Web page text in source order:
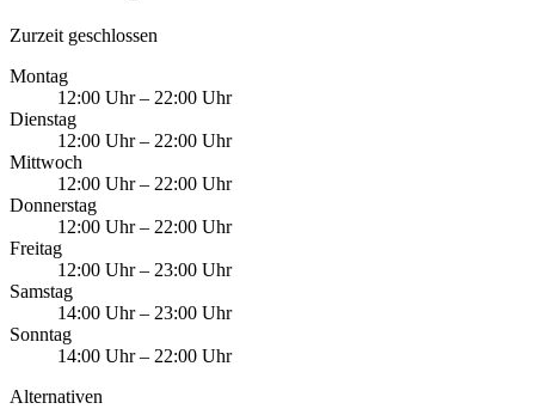
Zurzeit geschlossen
Montag
12:00 Uhr– 22:00 Uhr
Dienstag
12:00 Uhr– 22:00 Uhr
Mittwoch
12:00 Uhr– 22:00 Uhr
Donnerstag
12:00 Uhr– 22:00 Uhr
Freitag
12:00 Uhr– 23:00 Uhr
Samstag
14:00 Uhr– 23:00 Uhr
Sonntag
14:00 Uhr– 22:00 Uhr
Alternativen